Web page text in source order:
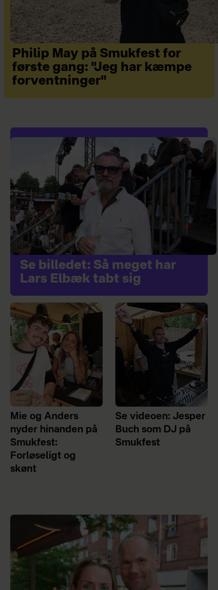
Philip May på Smukfest for
første gang: "Jeg har kæmpe
forventninger"
Se billedet: Så meget har
Lars Elbæk tabt sig
Mie og Anders
nyder hinanden på
Smukfest:
Forløseligt og
skønt
Se videoen: Jesper
Buch som DJ på
Smukfest